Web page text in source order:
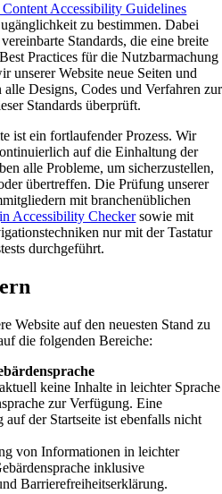
Content Accessibility Guidelines
zu bestimmen. Dabei
Standards, die eine breite
Practices für die Nutzbarmachung
unserer Website neue Seiten und
Designs, Codes und Verfahren zur
Standards überprüft.
ist ein fortlaufender Prozess. Wir
auf die Einhaltung der
alle Probleme, um sicherzustellen,
übertreffen. Die Prüfung unserer
mit branchenüblichen
Accessibility Checkersowie mit
nur mit der Tastatur
durchgeführt.
Website auf den neuesten Stand zu
die folgenden Bereiche:
keine Inhalte in leichter Sprache
zur Verfügung. Eine
auf der Startseite ist ebenfalls nicht
von Informationen in leichter
inklusive
Barrierefreiheitserklärung.